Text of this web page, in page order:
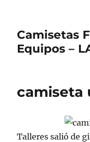
Camisetas
Equipos –
camiseta
Talleres salió de